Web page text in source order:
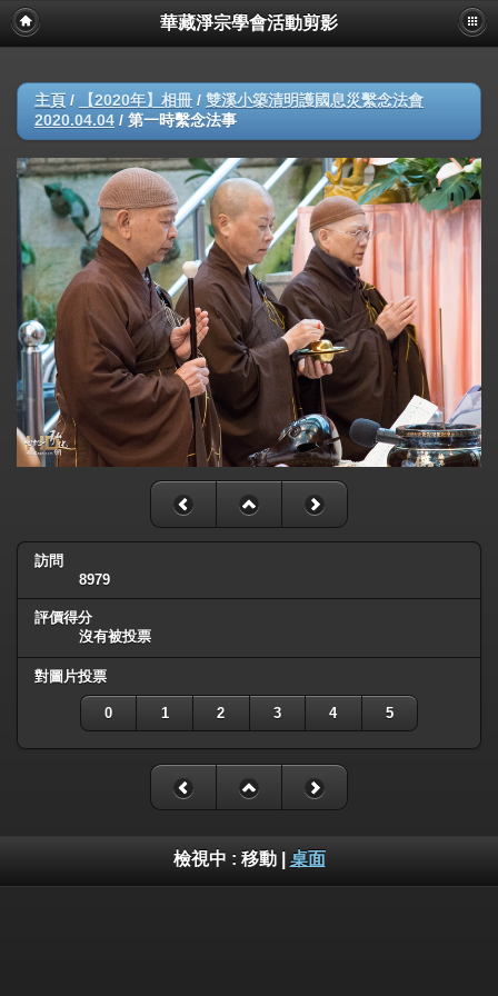
華藏淨宗學會活動剪影
主頁 / 【2020年】相冊 / 雙溪小築清明護國息災繫念法會
2020.04.04 / 第一時繫念法事
訪問
8979
評價得分
沒有被投票
對圖片投票
0 1 2 3 4 5
檢視中 : 移動| 桌面